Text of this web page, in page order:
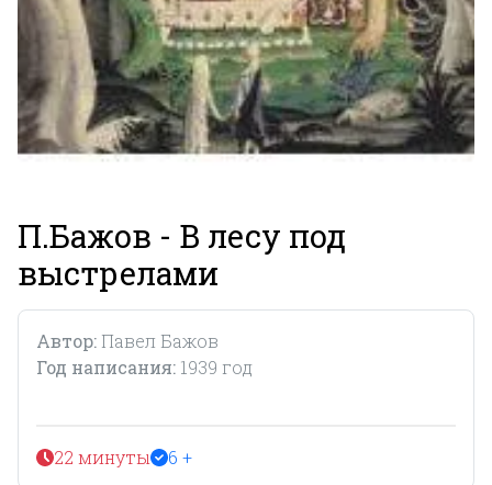
П.Бажов - В лесу под
выстрелами
Автор: Павел Бажов
Год написания: 1939 год
22 минуты 6 +